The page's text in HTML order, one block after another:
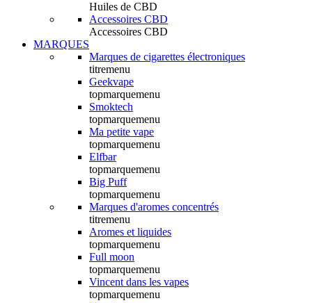
Huiles de CBD
Accessoires CBD
Accessoires CBD
MARQUES
Marques de cigarettes électroniques
titremenu
Geekvape
topmarquemenu
Smoktech
topmarquemenu
Ma petite vape
topmarquemenu
Elfbar
topmarquemenu
Big Puff
topmarquemenu
Marques d'aromes concentrés
titremenu
Aromes et liquides
topmarquemenu
Full moon
topmarquemenu
Vincent dans les vapes
topmarquemenu